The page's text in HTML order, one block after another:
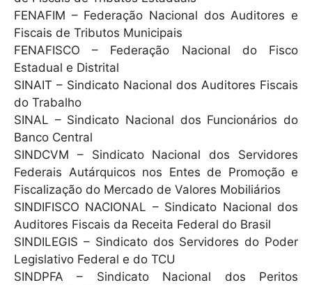
FENAFIM – Federação Nacional dos Auditores e
Fiscais de Tributos Municipais
FENAFISCO – Federação Nacional do Fisco
Estadual e Distrital
SINAIT – Sindicato Nacional dos Auditores Fiscais
do Trabalho
SINAL – Sindicato Nacional dos Funcionários do
Banco Central
SINDCVM – Sindicato Nacional dos Servidores
Federais Autárquicos nos Entes de Promoção e
Fiscalização do Mercado de Valores Mobiliários
SINDIFISCO NACIONAL – Sindicato Nacional dos
Auditores Fiscais da Receita Federal do Brasil
SINDILEGIS – Sindicato dos Servidores do Poder
Legislativo Federal e do TCU
SINDPFA – Sindicato Nacional dos Peritos